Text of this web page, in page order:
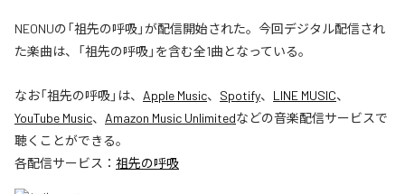
NEONUの「祖先の呼吸」が配信開始された。今回デジタル配信され
た楽曲は、「祖先の呼吸」を含む全1曲となっている。
なお「祖先の呼吸」は、 Apple Music、 Spotify、 LINE MUSIC、
YouTube Music、 Amazon Music Unlimitedなどの音楽配信サービスで
聴くことができる。
各配信サービス： 祖先の呼吸